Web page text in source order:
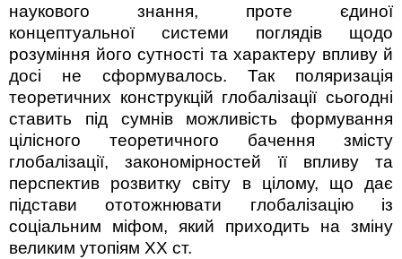
наукового знання, проте єдиної
концептуальної системи поглядів щодо
розуміння його сутності та характеру­ впливу й
досі не сформувалось. Так поляризація
теоретичних конструкцій глобалізації сьогодні
ставить під сумнів можливість формування
цілісного теоретичного бачення змісту
глобалізації, закономірностей її впливу та
перспектив розвитку світу в цілому, що дає
підстави ототожнювати глобалізацію із
соціальним міфом, який приходить на зміну
великим утопіям ХХ ст.